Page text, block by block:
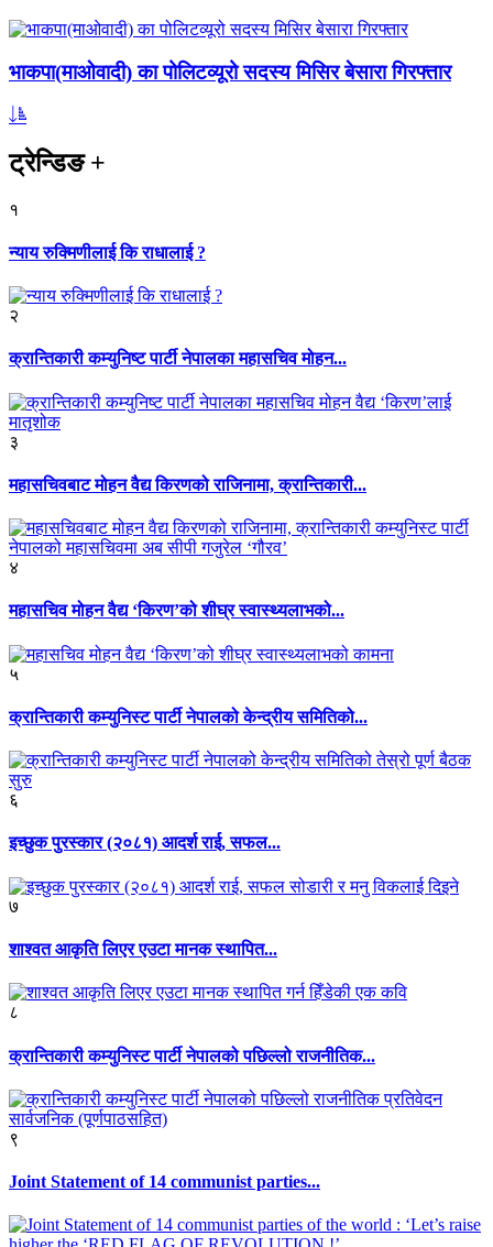
भाकपा(माओवादी) का पोलिटव्यूरो सदस्य मिसिर बेसारा गिरफ्तार
ट्रेन्डिङ+
१
न्याय रुक्मिणीलाई कि राधालाई ?
२
क्रान्तिकारी कम्युनिष्ट पार्टी नेपालका महासचिव मोहन...
३
महासचिवबाट मोहन वैद्य किरणको राजिनामा, क्रान्तिकारी...
४
महासचिव मोहन वैद्य ‘किरण’को शीघ्र स्वास्थ्यलाभको...
५
क्रान्तिकारी कम्युनिस्ट पार्टी नेपालको केन्द्रीय समितिको...
६
इच्छुक पुरस्कार (२०८१) आदर्श राई, सफल...
७
शाश्वत आकृति लिएर एउटा मानक स्थापित...
८
क्रान्तिकारी कम्युनिस्ट पार्टी नेपालको पछिल्लो राजनीतिक...
९
Joint Statement of 14 communist parties...